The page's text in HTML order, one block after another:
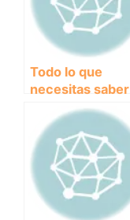
Todo lo que
necesitas saber
sobre las
vitaminas para
perros: ¿cuáles
son esenciales y
cómo
suministrarlas
correctamente?